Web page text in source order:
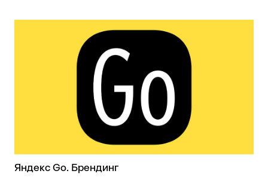
Яндекс Go. Брендинг